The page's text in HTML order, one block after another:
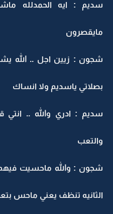
سديم : ايه الحمدلله
مايقصرون
شجون : زيين اجل .. الله
بصلاتي ياسديم ولا انساك
سديم : ادري والله .. انتي
والتعب
شجون : والله ماحسيت فيهم
الثانيه تنظف يعني ماحس